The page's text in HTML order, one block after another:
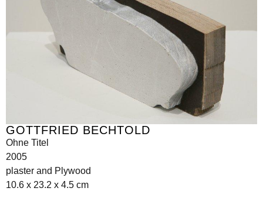
GOTTFRIED BECHTOLD
Ohne Titel
2005
plaster and Plywood
10.6 x 23.2 x 4.5 cm